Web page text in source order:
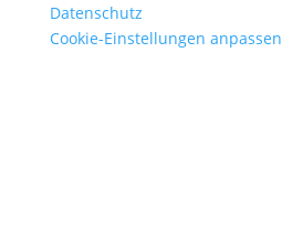
Datenschutz
Cookie-Einstellungen anpassen